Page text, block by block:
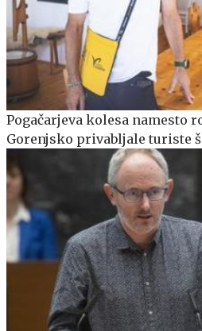
Pogačarjeva kolesa namesto
Gorenjsko privabljale turiste